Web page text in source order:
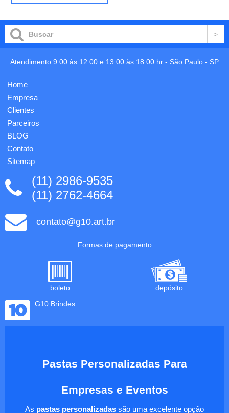
Atendimento 9:00 às 12:00 e 13:00 às 18:00 hr - São Paulo - SP
Home
Empresa
Clientes
Parceiros
BLOG
Contato
Sitemap
(11) 2986-9535
(11) 2762-4664
contato@g10.art.br
Formas de pagamento
boleto
depósito
G10 Brindes
Pastas Personalizadas Para
Empresas e Eventos
As pastas personalizadas são uma excelente opção